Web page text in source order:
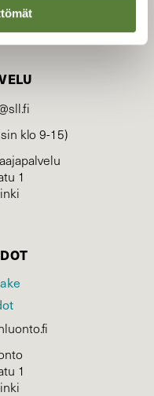
klo 9-15)
1
1